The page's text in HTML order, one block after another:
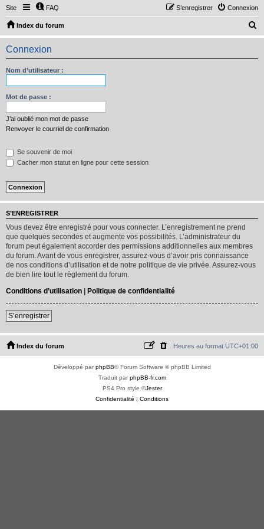
Site FAQ Connexion
S’enregistrer
Index du forum
e
Connexion
Nom d’utilisateur :
Mot de passe :
J’ai oublié mon mot de passe
Renvoyer le courriel de confirmation
Se souvenir de moi
Cacher mon statut en ligne pour cette session
S’ENREGISTRER
Vous devez être enregistré pour vous connecter. L’enregistrement ne prend
que quelques secondes et augmente vos possibilités. L’administrateur du
forum peut également accorder des permissions additionnelles aux membres
du forum. Avant de vous enregistrer, assurez-vous d’avoir pris connaissance
de nos conditions d’utilisation et de notre politique de vie privée. Assurez-vous
de bien lire tout le règlement du forum.
Conditions d’utilisation | Politique de confidentialité
S’enregistrer
Index du forum Heures au format UTC+01:00
Développé parphpBB® Forum Software © phpBB Limited
Traduit parphpBB-fr.com
PS4 Pro style ©Jester
Confidentialité | Conditions